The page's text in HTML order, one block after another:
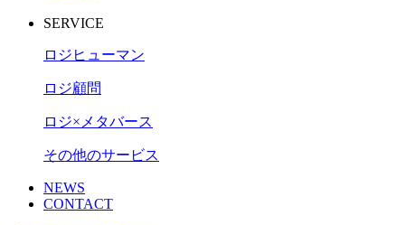
SERVICE
ロジヒューマン
ロジ顧問
ロジ×メタバース
その他のサービス
NEWS
CONTACT